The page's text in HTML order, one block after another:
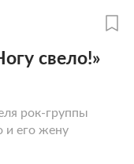
свело!»
рок-группы
и его жену